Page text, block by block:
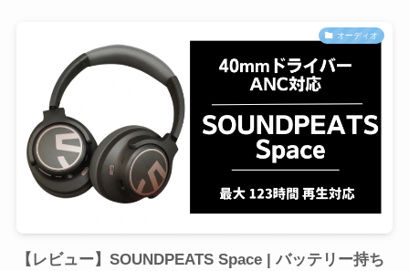
オーディオ
【レビュー】SOUNDPEATS Space | バッテリー持ち